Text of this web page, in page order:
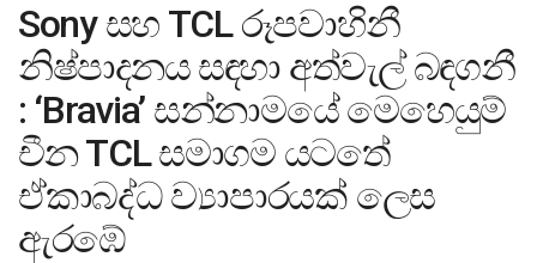
Sony සහ TCL රූපවාහිනී
නිෂ්පාදනය සඳහා අත්වැල් බඳගනී
: ‘Bravia’ සන්නාමයේ මෙහෙයුම්
චීන TCL සමාගම යටතේ
ඒකාබද්ධ ව්‍යාපාරයක් ලෙස
ඇරඹේ